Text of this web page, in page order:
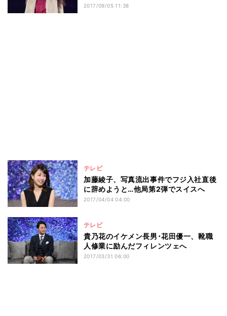
2017/09/05 11:38
テレビ
加藤綾子、写真流出事件でフジ入社直後
に辞めようと…他局第2弾でスイスへ
2017/04/04 04:00
テレビ
貴乃花のイケメン長男･花田優一、靴職
人修業に励んだフィレンツェへ
2017/03/31 06:00